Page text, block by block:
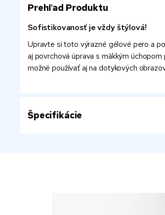
Prehľad Produktu
Sofistikovanosť je vždy štýlová!
Upravte si toto výrazné gélové pero a
aj povrchová úprava s mäkkým
možné používať aj na dotykových
Špecifikácie